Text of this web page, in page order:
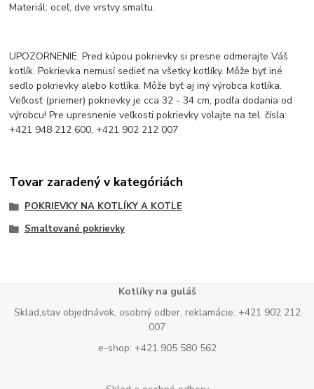
Materiál: oceľ, dve vrstvy smaltu.
UPOZORNENIE: Pred kúpou pokrievky si presne odmerajte Váš
kotlík. Pokrievka nemusí sedieť na všetky kotlíky. Môže byť iné
sedlo pokrievky alebo kotlíka. Môže byť aj iný výrobca kotlíka.
Veľkosť (priemer) pokrievky je cca 32 - 34 cm, podľa dodania od
výrobcu! Pre upresnenie veľkosti pokrievky volajte na tel. čísla:
+421 948 212 600, +421 902 212 007
Tovar zaradený v kategóriách
POKRIEVKY NA KOTLÍKY A KOTLE
Smaltované pokrievky
Kotlíky na guláš
Sklad,stav objednávok, osobný odber, reklamácie: +421 902 212
007
e-shop: +421 905 580 562